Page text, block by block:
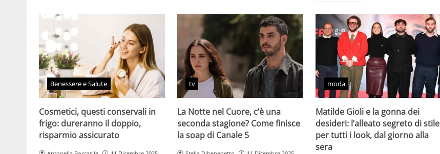
Benessere e Salute
Cosmetici, questi conservali in
frigo: dureranno il doppio,
risparmio assicurato
tv
La Notte nel Cuore, c’è una
seconda stagione? Come finisce
la soap di Canale 5
moda
Matilde Gioli e la gonna dei
desideri: l’alleato segreto di stile
per tutti i look, dal giorno alla
sera